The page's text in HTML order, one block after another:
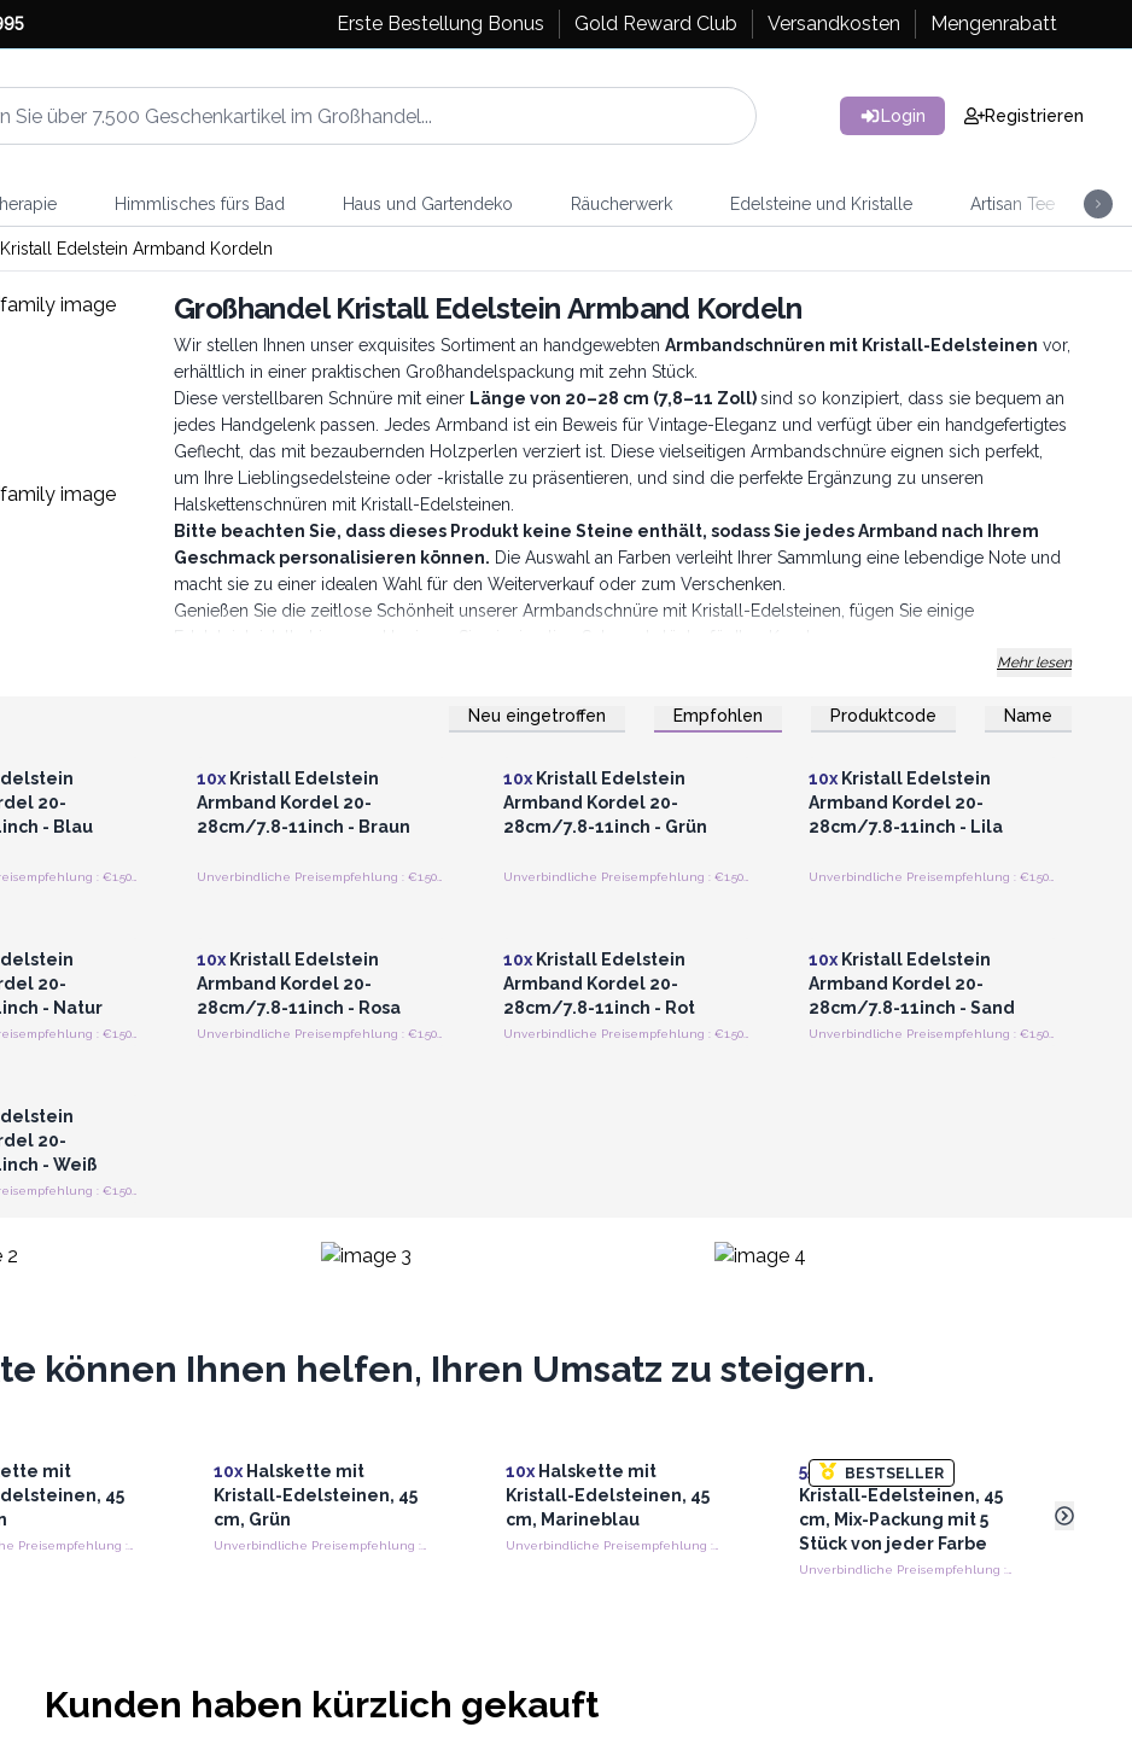
Erste Bestellung Bonus Gold Reward Club Versandkosten Mengenrabatt
Login Registrieren
Himmlisches fürs Bad Haus und Gartendeko Räucherwerk Edelsteine und Kristalle Artisan Tee
Edelstein Armband Kordeln
Großhandel Kristall Edelstein Armband Kordeln
Wir stellen Ihnen unser exquisites Sortiment an handgewebten Armbandschnüren mit Kristall-Edelsteinen vor,
erhältlich in einer praktischen Großhandelspackung mit zehn Stück.
Diese verstellbaren Schnüre mit einer Länge von 20–28 cm (7,8–11 Zoll)sind so konzipiert, dass sie bequem an
jedes Handgelenk passen. Jedes Armband ist ein Beweis für Vintage-Eleganz und verfügt über ein handgefertigtes
Geflecht, das mit bezaubernden Holzperlen verziert ist. Diese vielseitigen Armbandschnüre eignen sich perfekt,
um Ihre Lieblingsedelsteine oder -kristalle zu präsentieren, und sind die perfekte Ergänzung zu unseren
Halskettenschnüren mit Kristall-Edelsteinen.
Bitte beachten Sie, dass dieses Produkt keine Steine enthält, sodass Sie jedes Armband nach Ihrem
Geschmack personalisieren können. Die Auswahl an Farben verleiht Ihrer Sammlung eine lebendige Note und
macht sie zu einer idealen Wahl für den Weiterverkauf oder zum Verschenken.
Genießen Sie die zeitlose Schönheit unserer Armbandschnüre mit Kristall-Edelsteinen, fügen Sie einige
Edelsteinkristalle hinzu und kreieren Sie einzigartige Schmuckstücke für Ihre Kunden.
Mehr lesen
Neu eingetroffen Empfohlen Produktcode Name
20-
- Blau
Unverbindliche Preisempfehlung : €1.50/Stück
10x Kristall Edelstein
Armband Kordel 20-
28cm/7.8-11inch - Braun
Anmelden oder Registrieren
für Großhandelspreise
10xKristall Edelstein
Armband Kordel 20-
28cm/7.8-11inch - Grün
Unverbindliche Preisempfehlung : €1.50/Stück
Anmelden oder Registrieren
für Großhandelspreise
10x Kristall Edelstein
Armband Kordel 20-
28cm/7.8-11inch - Lila
20-
- Natur
Unverbindliche Preisempfehlung : €1.50/Stück
10x Kristall Edelstein
Armband Kordel 20-
28cm/7.8-11inch - Rosa
10xKristall Edelstein
Armband Kordel 20-
28cm/7.8-11inch - Rot
Unverbindliche Preisempfehlung : €1.50/Stück
10x Kristall Edelstein
Armband Kordel 20-
28cm/7.8-11inch - Sand
20-
- Weiß
Unverbindliche Preisempfehlung : €1.50/Stück
können Ihnen helfen, Ihren Umsatz zu steigern.
mit
45
10xHalskette mit
Kristall-Edelsteinen, 45
cm, Grün
Unverbindliche Preisempfehlung : €1.30/Stück
10x Halskette mit
Kristall-Edelsteinen, 45
cm, Marineblau
BESTSELLER
55xHalskette mit
Kristall-Edelsteinen, 45
cm, Mix-Packung mit 5
Stück von jeder Farbe
Unverbindliche Preisempfehlung : €1.30/Stück
Kunden haben kürzlich gekauft